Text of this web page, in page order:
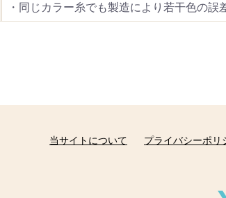
・同じカラー糸でも製造により若干色の誤
当サイトについて プライバシーポリ